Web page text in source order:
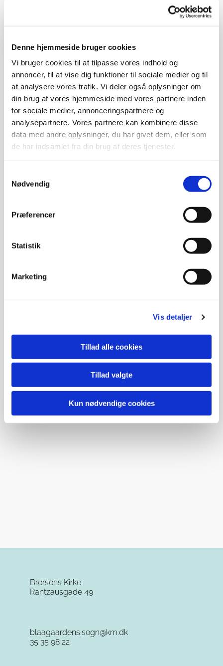
Denne hjemmeside bruger cookies
Vi bruger cookies til at tilpasse vores indhold og
annoncer, til at vise dig funktioner til sociale medier og til
at analysere vores trafik. Vi deler også oplysninger om
din brug af vores hjemmeside med vores partnere inden
for sociale medier, annonceringspartnere og
analysepartnere. Vores partnere kan kombinere disse
data med andre oplysninger, du har givet dem, eller som
de har indsamlet fra din brug af deres tjenester.
Nødvendig
Præferencer
Statistik
Marketing
Vis detaljer
Tillad alle cookies
Tillad valgte
Kun nødvendige cookies
Brorsons Kirke
Rantzausgade 49
blaagaardens.sogn@km.dk
35 35 98 22